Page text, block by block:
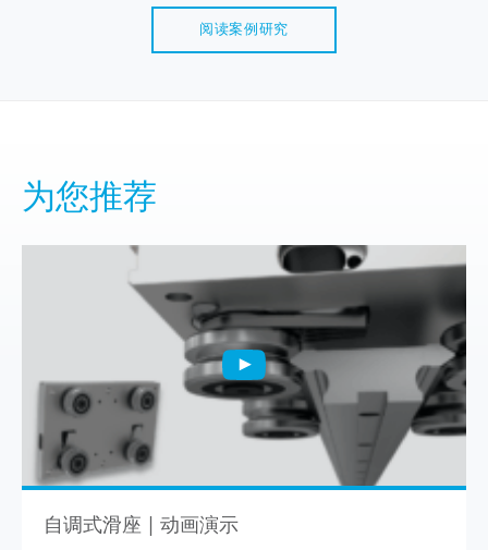
阅读案例研究
为您推荐
自调式滑座 | 动画演示